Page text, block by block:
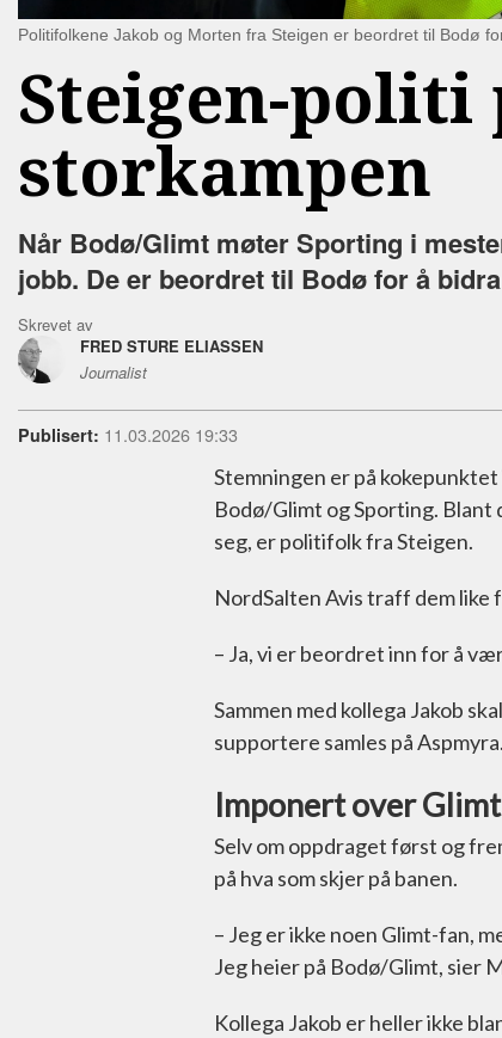
Politifolkene Jakob og Morten fra Steigen er beordret til Bodø
Steigen-politi
storkampen
Når Bodø/Glimt møter Sporting i
jobb. De er beordret til Bodø for å
Skrevet av
FRED STURE ELIASSEN
Journalist
Publisert: 11.03.2026 19:33
Stemningen er på
Bodø/Glimt og Sporting. Blant
seg, er politifolk fra Steigen.
NordSalten Avis traff dem
– Ja, vi er beordret inn for å
Sammen med kollega Jakob
supportere samles på Aspmyra.
Imponert over Glimt
Selv om oppdraget først og
på hva som skjer på banen.
– Jeg er ikke noen Glimt-fan,
Jeg heier på Bodø/Glimt, sier
Kollega Jakob er heller ikke